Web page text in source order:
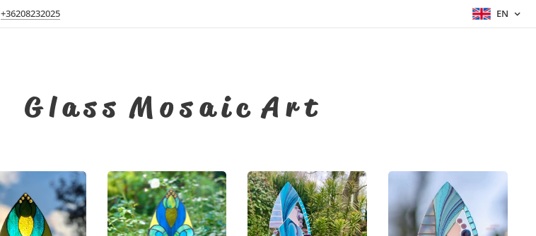
+36208232025 EN
G l a s s M o s a i c A r t